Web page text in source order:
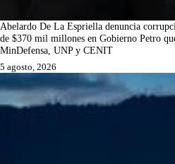
Abelardo De La Espriella denuncia
de $370 mil millones en Gobierno Petro
MinDefensa, UNP y CENIT
5 agosto, 2026